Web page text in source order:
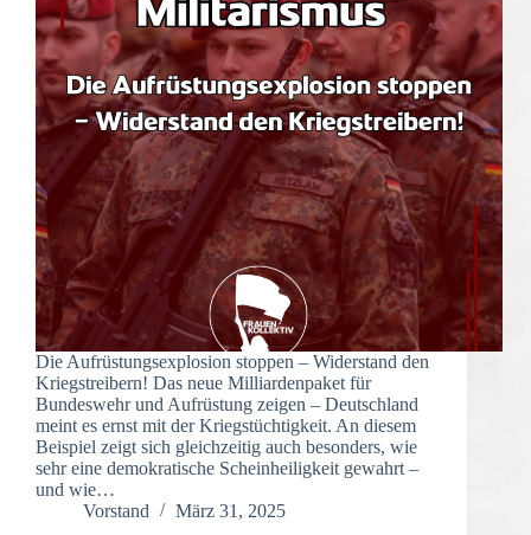
Die Aufrüstungsexplosion stoppen – Widerstand den
Kriegstreibern! Das neue Milliardenpaket für
Bundeswehr und Aufrüstung zeigen – Deutschland
meint es ernst mit der Kriegstüchtigkeit. An diesem
Beispiel zeigt sich gleichzeitig auch besonders, wie
sehr eine demokratische Scheinheiligkeit gewahrt –
und wie…
Vorstand
März 31, 2025